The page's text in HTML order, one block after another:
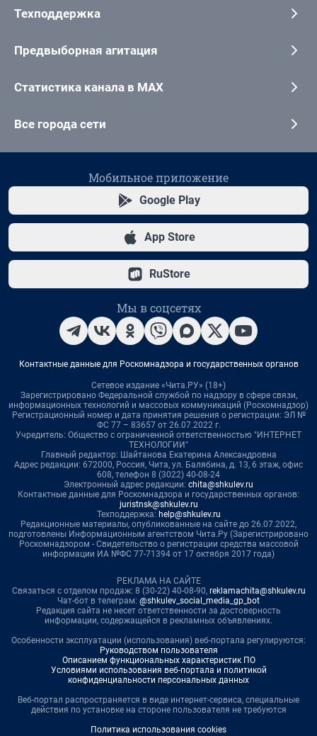
Техподдержка
Предвыборная агитация
Статистика канала в MAX
Все города сети
Мобильное приложение
Google Play
App Store
RuStore
Мы в соцсетях
Контактные данные для Роскомнадзора и государственных органов
Сетевое издание «Чита.РУ» (18+)
Зарегистрировано Федеральной службой по надзору в сфере связи,
информационных технологий и массовых коммуникаций (Роскомнадзор)
Регистрационный номер и дата принятия решения о регистрации: ЭЛ №
ФС 77 – 83657 от 26.07.2022 г.
Учредитель: Общество с ограниченной ответственностью "ИНТЕРНЕТ
ТЕХНОЛОГИИ"
Главный редактор: Шайтанова Екатерина Александровна
Адрес редакции: 672000, Россия, Чита, ул. Балябина, д. 13, 6 этаж, офис
608, телефон 8 (3022) 40-08-24
Электронный адрес редакции: chita@shkulev.ru
Контактные данные для Роскомнадзора и государственных органов:
juristnsk@shkulev.ru
Техподдержка: help@shkulev.ru
Редакционные материалы, опубликованные на сайте до 26.07.2022,
подготовлены Информационным агентством Чита.Ру (Зарегистрировано
Роскомнадзором - Свидетельство о регистрации средства массовой
информации ИА №ФС 77-71394 от 17 октября 2017 года)
РЕКЛАМА НА САЙТЕ
Связаться с отделом продаж: 8 (30-22) 40-08-90, reklamachita@shkulev.ru
Чат-бот в телеграм: @shkulev_social_media_gp_bot
Редакция сайта не несет ответственности за достоверность
информации, содержащейся в рекламных объявлениях.
Особенности эксплуатации (использования) веб-портала регулируются:
Руководством пользователя
Описанием функциональных характеристик ПО
Условиями использования веб-портала и политикой
конфиденциальности персональных данных
Веб-портал распространяется в виде интернет-сервиса, специальные
действия по установке на стороне пользователя не требуются
Политика использования cookies